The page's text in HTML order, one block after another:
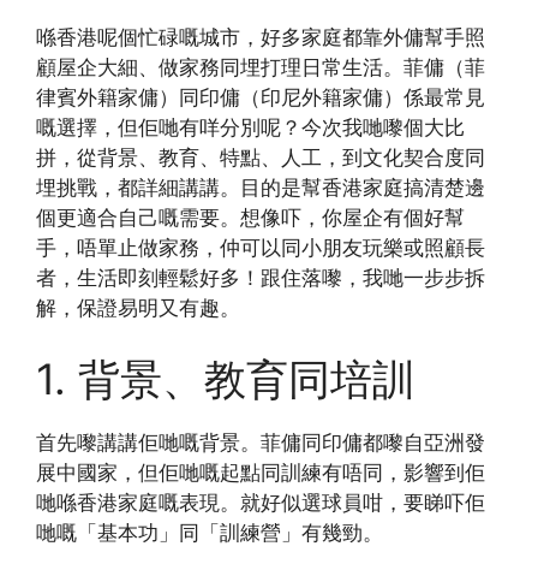
喺香港呢個忙碌嘅城市，好多家庭都靠外傭幫手照
顧屋企大細、做家務同埋打理日常生活。菲傭（菲
律賓外籍家傭）同印傭（印尼外籍家傭）係最常見
嘅選擇，但佢哋有咩分別呢？今次我哋嚟個大比
拼，從背景、教育、特點、人工，到文化契合度同
埋挑戰，都詳細講講。目的是幫香港家庭搞清楚邊
個更適合自己嘅需要。想像吓，你屋企有個好幫
手，唔單止做家務，仲可以同小朋友玩樂或照顧長
者，生活即刻輕鬆好多！跟住落嚟，我哋一步步拆
解，保證易明又有趣。
1. 背景、教育同培訓
首先嚟講講佢哋嘅背景。菲傭同印傭都嚟自亞洲發
展中國家，但佢哋嘅起點同訓練有唔同，影響到佢
哋喺香港家庭嘅表現。就好似選球員咁，要睇吓佢
哋嘅「基本功」同「訓練營」有幾勁。